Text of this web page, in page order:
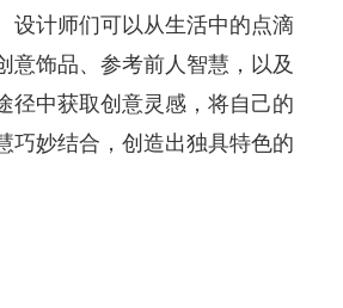
设计师们可以从生活中的点滴
意饰品、参考前人智慧，以及
径中获取创意灵感，将自己的
巧妙结合，创造出独具特色的